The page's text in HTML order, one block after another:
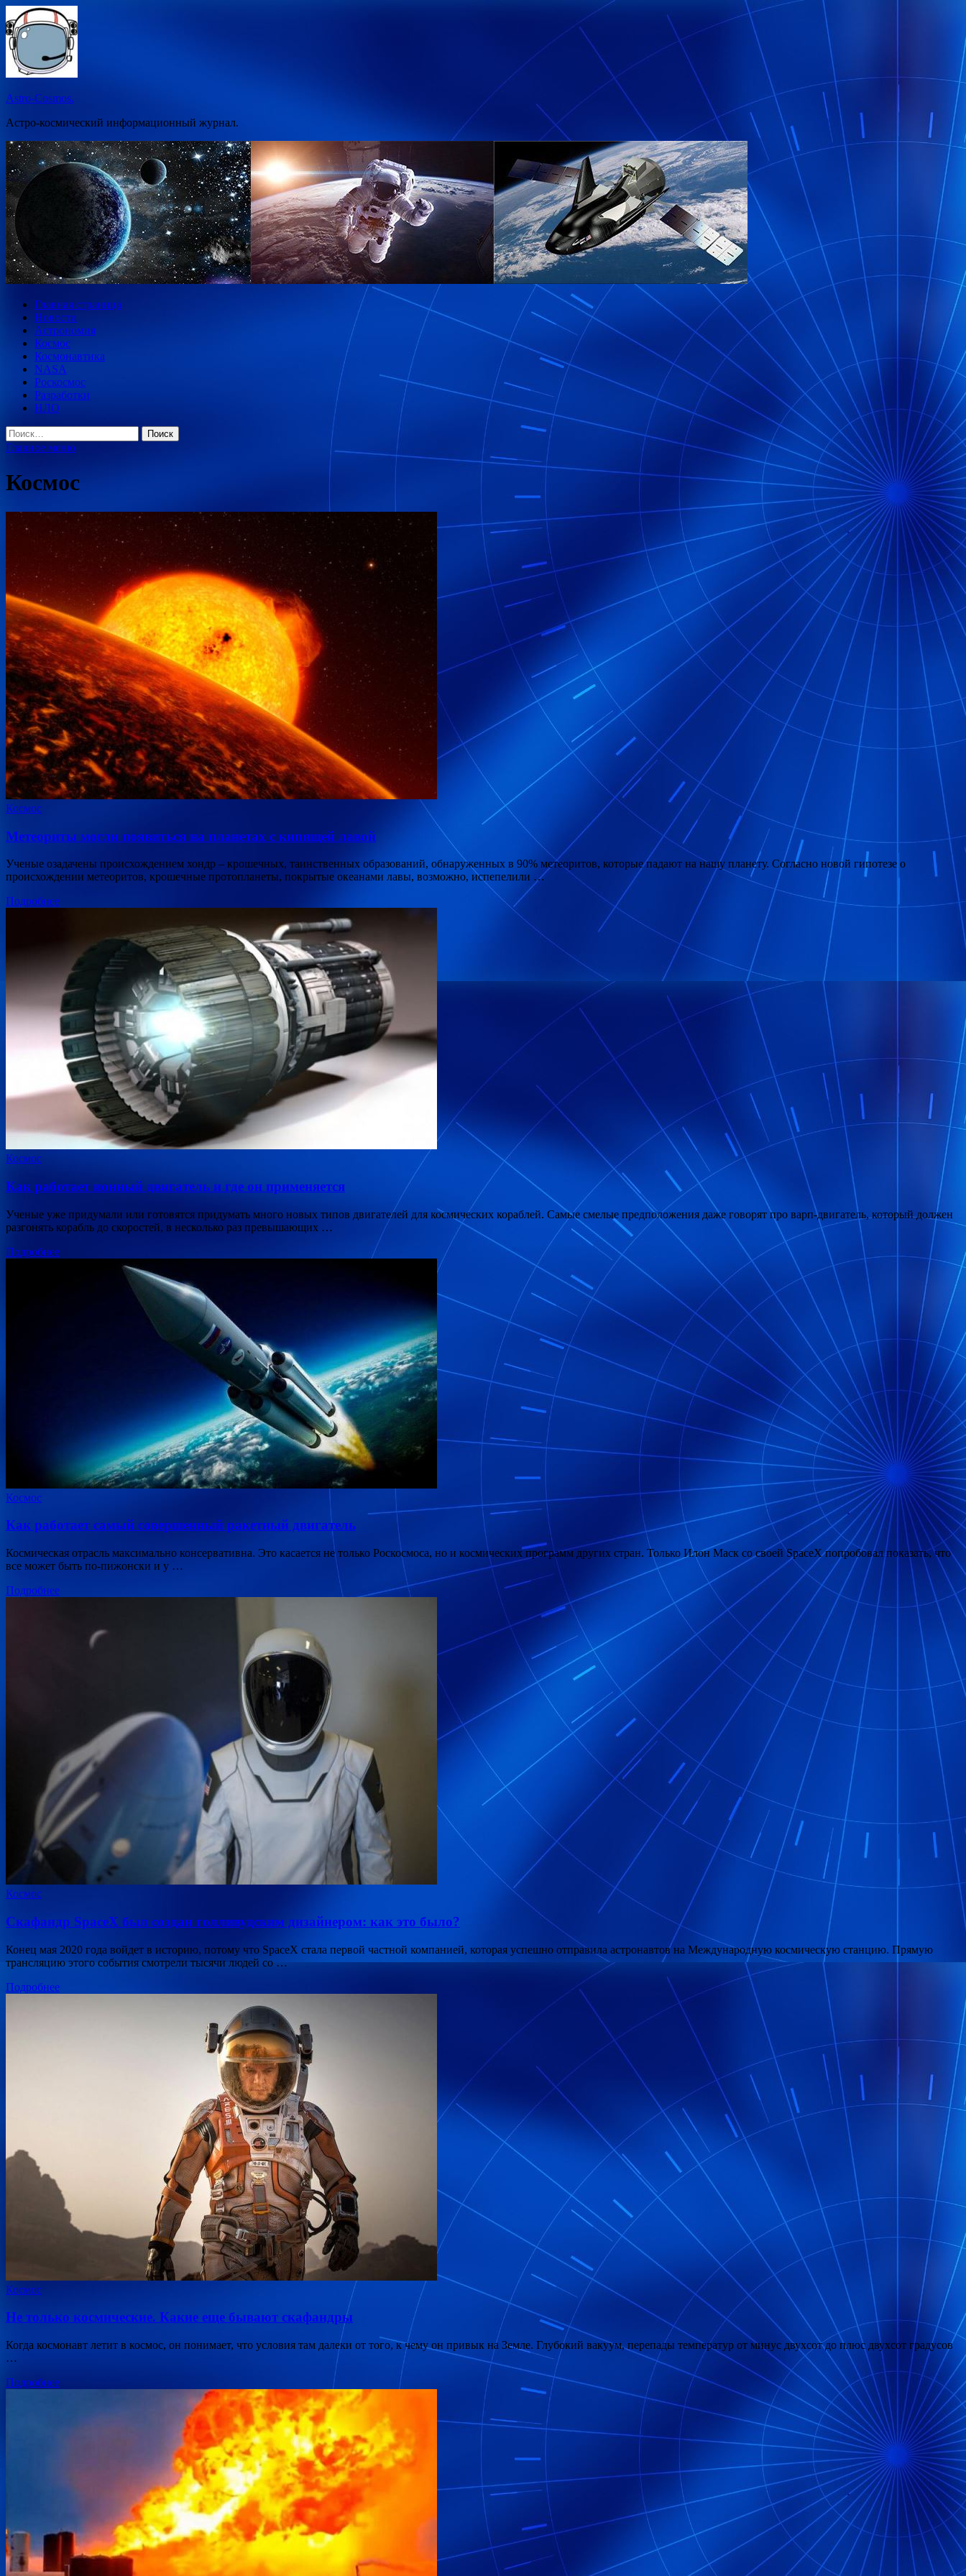
Перейти
к
содержимому
Astro-Cosmos.
Астро-космический информационный журнал.
Главная страница
Новости
Астрономия
Космос
Космонавтика
NASA
Роскосмос
Разработки
НЛО
Найти:
Главное меню
Космос
Космос
Метеориты могли появиться на планетах с кипящей лавой
Ученые озадачены происхождением хондр – крошечных, таинственных образований, обнаруженных в 90% метеоритов, которые падают на нашу планету. Согласно новой гипотезе о
происхождении метеоритов, крошечные протопланеты, покрытые океанами лавы, возможно, испепелили …
Подробнее
Космос
Как работает ионный двигатель и где он применяется
Ученые уже придумали или готовятся придумать много новых типов двигателей для космических кораблей. Самые смелые предположения даже говорят про варп-двигатель, который должен
разгонять корабль до скоростей, в несколько раз превышающих …
Подробнее
Космос
Как работает самый совершенный ракетный двигатель
Космическая отрасль максимально консервативна. Это касается не только Роскосмоса, но и космических программ других стран. Только Илон Маск со своей SpaceX попробовал показать, что
все может быть по-пижонски и у …
Подробнее
Космос
Скафандр SpaceX был создан голливудским дизайнером: как это было?
Конец мая 2020 года войдет в историю, потому что SpaceX стала первой частной компанией, которая успешно отправила астронавтов на Международную космическую станцию. Прямую
трансляцию этого события смотрели тысячи людей со …
Подробнее
Космос
Не только космические. Какие еще бывают скафандры
Когда космонавт летит в космос, он понимает, что условия там далеки от того, к чему он привык на Земле. Глубокий вакуум, перепады температур от минус двухсот до плюс двухсот градусов
…
Подробнее